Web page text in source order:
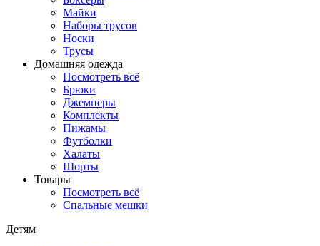
Майки
Наборы трусов
Носки
Трусы
Домашняя одежда
Посмотреть всё
Брюки
Джемперы
Комплекты
Пижамы
Футболки
Халаты
Шорты
Товары
Посмотреть всё
Спальные мешки
Детям